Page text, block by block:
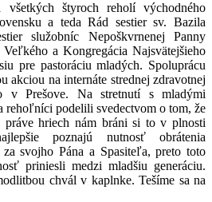
všetkých štyroch reholí východného
a teda Rád sestier sv. Bazila
služobníc Nepoškvrnenej Panny
a Kongregácia Najsvätejšieho
pre pastoráciu mladých. Spoluprácu
akciou na internáte strednej zdravotnej
v Prešove. Na stretnutí s mladými
rehoľníci podelili svedectvom o tom, že
práve hriech nám bráni si to v plnosti
poznajú nutnosť obrátenia
svojho Pána a Spasiteľa, preto toto
priniesli medzi mladšiu generáciu.
chvál v kaplnke. Tešíme sa na